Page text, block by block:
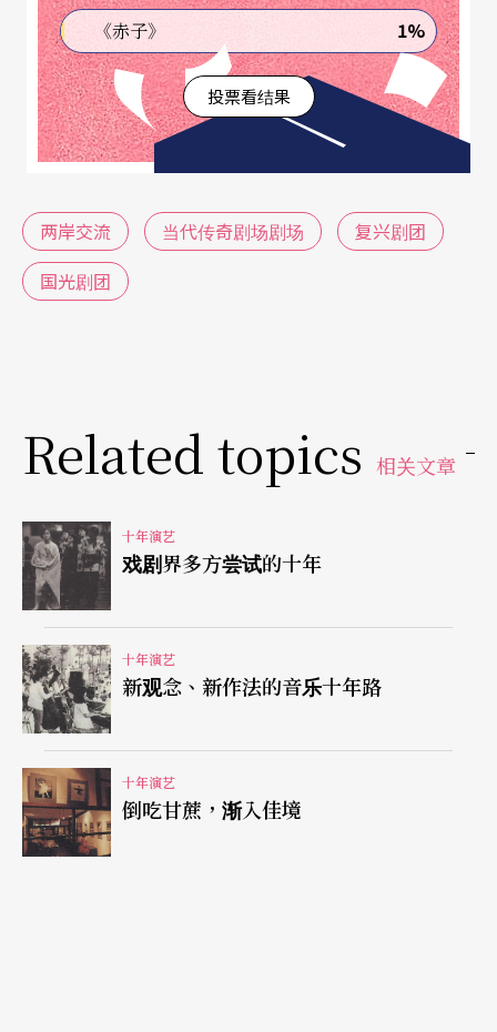
烹调、亲手钉做亮片戏服，送到戏棚；角儿登台，
赏金红包盖过布景，戏装一套换过一套，以对献戏
服的戏迷有所交待；下了台，要品尝过这一提盒那
一锅。解严、交流对野台生态不甚可及，但是爱国
急遽下跌。
两厅院启用初几年，陆续安排各项传统曲艺表演登
武并呈的《白蛇传》，由第一届复字班的赵复芬，
叶复润、曹复永担纲演出。代表歌仔戏首度登上国
家剧院的是明华园演出《蓬莱大仙》。次年八八
年，陆续有地方性戏曲表演：赖碧霞客家歌谣演
唱、豫剧《王魁负桂英》、南管戏《陈三五娘》、
川剧《春草闯堂》。除了豫剧为常态性表演之外，
川剧已少演，南管戏差不多是看不到了，由今来
看，此次由李祥石指导、吴素霞担纲的演出，可谓
惊鸿一瞥。八九年，又有东华皮影戏、新福轩傀儡
戏、小西园布袋戏、及由国内京剧人士所作湖南花
鼓戏的表演。而在民间野台日演北管夜演歌仔已成
《赤子》 1%
投票看结果
两岸交流 当代传奇剧场剧场
复兴剧团
国光剧团
Related topics 相关文章
十年演艺
戏剧界多方尝试的十年
十年演艺
新观念、新作法的音乐十年路
十年演艺
倒吃甘蔗，渐入佳境